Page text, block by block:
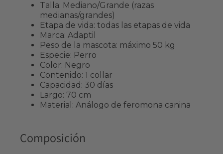
Talla: Mediano/Grande (razas
medianas/grandes)
Etapa de vida: todas las etapas de vida
Marca: Adaptil
Peso de la mascota: máximo 50 kg
Especie: Perro
Color: Negro
Contenido: 1 collar
Capacidad: 30 días
Largo: 70 cm
Material: Análogo de feromona canina
Composición